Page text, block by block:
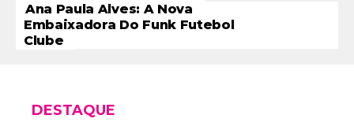
Ana Paula Alves: A Nova
Embaixadora Do Funk Futebol
Clube
DESTAQUE